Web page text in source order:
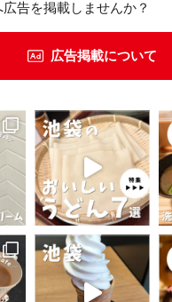
告を掲載しませんか？
広告掲載について